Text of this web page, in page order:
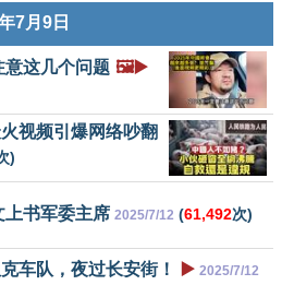
7月9日
意这几个问题 🖼️▶️
视频引爆网络吵翻
)
上书军委主席 2025/7/12 (61,492次)
车队，夜过长安街！ ▶️ 2025/7/12